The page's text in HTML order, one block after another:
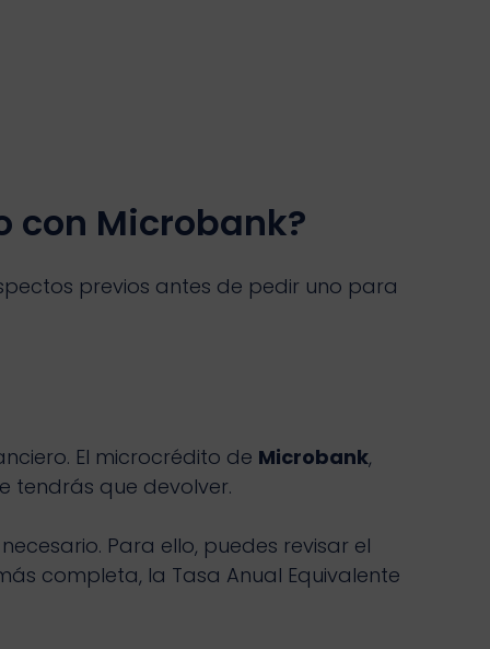
con Microbank?
previos antes de pedir uno para
El microcrédito de Microbank,
tendrás que devolver.
Para ello, puedes revisar el
completa, la Tasa Anual Equivalente